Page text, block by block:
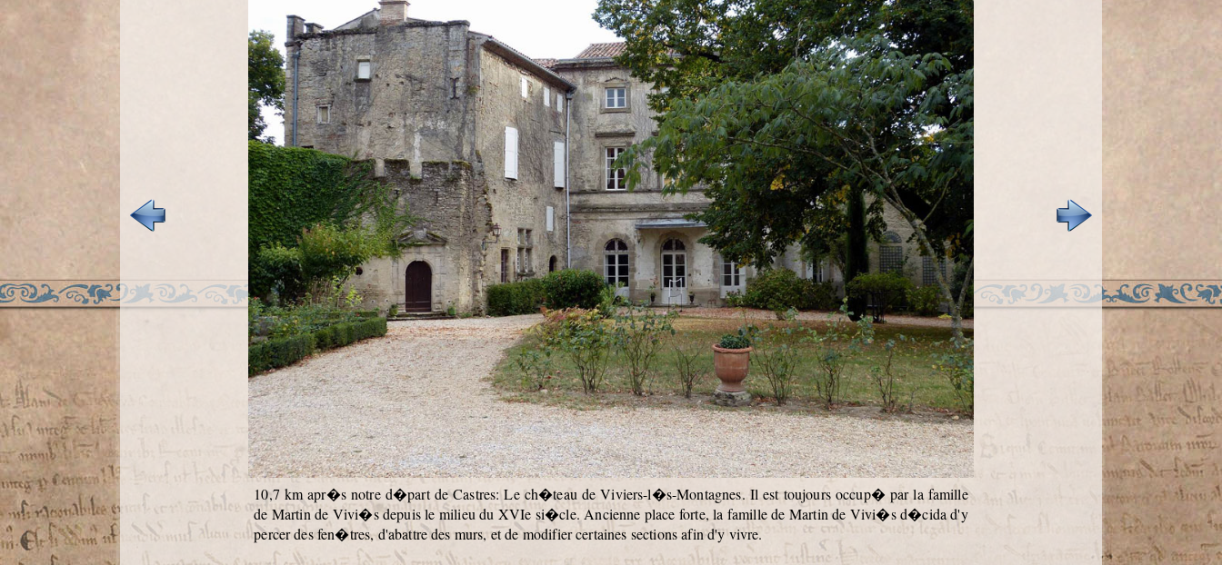
10,7 km apr�s notre d�part de Castres: Le ch�teau de Viviers-l�s-Montagnes. Il est toujours occup� par la famille
de Martin de Vivi�s depuis le milieu du XVIe si�cle. Ancienne place forte, la famille de Martin de Vivi�s d�cida d'y
percer des fen�tres, d'abattre des murs, et de modifier certaines sections afin d'y vivre.